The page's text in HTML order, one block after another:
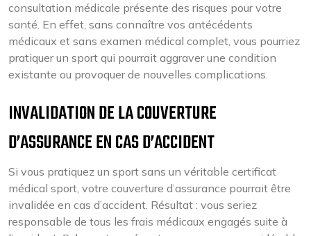
consultation médicale présente des risques pour votre
santé. En effet, sans connaître vos antécédents
médicaux et sans examen médical complet, vous pourriez
pratiquer un sport qui pourrait aggraver une condition
existante ou provoquer de nouvelles complications.
INVALIDATION DE LA COUVERTURE
D’ASSURANCE EN CAS D’ACCIDENT
Si vous pratiquez un sport sans un véritable certificat
médical sport, votre couverture d’assurance pourrait être
invalidée en cas d’accident. Résultat : vous seriez
responsable de tous les frais médicaux engagés suite à